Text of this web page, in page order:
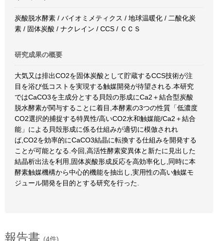
炭酸脱水酵素 / バイオミメティクス / 地球温暖化 / 二酸化炭
素 / 固体炭酸 / ナクレイン / CCS / ＣＣＳ
研究成果の概要
大気又は排出CO2を固体炭酸として貯蔵するCCS技術が注
目を浴び低コストを実現する触媒開発が待望される.本研究
ではCaCO3を主成分とする貝殻の形成にCa2＋結合型炭酸
脱水酵素が関与することに着目,本酵素の3つの性質「低濃度
CO2選択的捕捉する特異性/高いCO2水和触媒能/Ca2＋結合
能」による貝殻形成に係る仕組みが適切に模倣されれ
ば,CO2を効率的にCaCO3結晶に転換する仕組みを開発する
ことが可能となる.今回,高活性酵素変異体と新たに見出した
結晶析出法を利用,固体炭酸形成反応を高効率化し,同時に本
酵素触媒機構から中心的機能を抽出し,実用性の高い触媒モ
ジュール開発を目的とする研究を行った.
報告書 (4件)